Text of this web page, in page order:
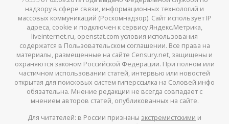
надзору в сфере связи, информационных технологий и
массовых коммуникаций (Роскомнадзор). Сайт использует IP
адреса, cookie и подключен к сервису Яндекс.Метрика,
liveinternet.ru, openstat.com условия использования
содержатся в Пользовательском соглашении. Все права на
материалы, размещенные на сайте Censury.net, защищены и
охраняются законом Российской Федерации. При полном или
частичном использовании статей, интервью или новостей
открытая для поисковых систем гиперссылка на Соловей.инфо
обязательна. Мнение редакции не всегда совпадает с
мнением авторов статей, опубликованных на сайте.
Для читателей: в России признаны экстремистскими и